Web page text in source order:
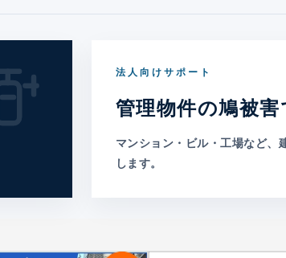
法人向けサポート
管理物件の鳩被
マンション・ビル・工場など、
します。